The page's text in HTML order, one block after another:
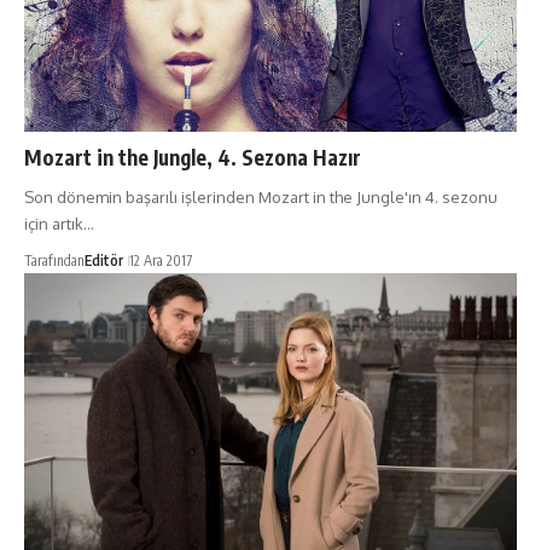
Mozart in the Jungle, 4. Sezona Hazır
Son dönemin başarılı işlerinden Mozart in the Jungle'ın 4. sezonu
için artık…
TarafındanEditör 12 Ara 2017